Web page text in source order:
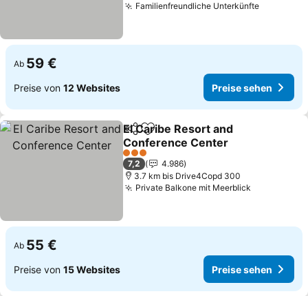
Familienfreundliche Unterkünfte
Ab 59 €
Preise von 12 Websites Preise sehen
TeilenZu Favoriten hinzufügen
El Caribe Resort and
Conference Center
3 Sterne
7,2
4.986
3.7 km bis Drive4Copd 300
Private Balkone mit Meerblick
Ab 55 €
Preise von 15 Websites Preise sehen